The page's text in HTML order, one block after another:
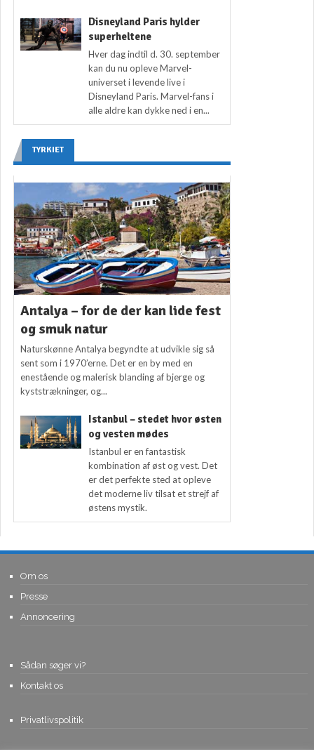
Disneyland Paris hylder
superheltene
Hver dag indtil d. 30. september
kan du nu opleve Marvel-
universet i levende live i
Disneyland Paris. Marvel-fans i
alle aldre kan dykke ned i en...
TYRKIET
Antalya – for de der kan lide fest
og smuk natur
Naturskønne Antalya begyndte at udvikle sig så
sent som i 1970’erne. Det er en by med en
enestående og malerisk blanding af bjerge og
kyststrækninger, og...
Istanbul – stedet hvor østen
og vesten mødes
Istanbul er en fantastisk
kombination af øst og vest. Det
er det perfekte sted at opleve
det moderne liv tilsat et strejf af
østens mystik.
Om os
Presse
Annoncering
Sådan søger vi?
Kontakt os
Privatlivspolitik